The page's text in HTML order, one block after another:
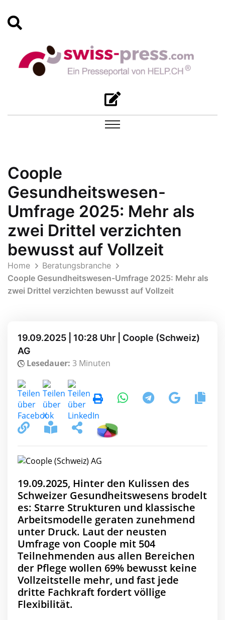
Coople
Gesundheitswesen-
Umfrage 2025: Mehr als
zwei Drittel verzichten
bewusst auf Vollzeit
Home
Beratungsbranche
Coople Gesundheitswesen-Umfrage 2025: Mehr als
zwei Drittel verzichten bewusst auf Vollzeit
19.09.2025 | 10:28 Uhr | Coople (Schweiz)
AG
Lesedauer: 3 Minuten
19.09.2025, Hinter den Kulissen des
Schweizer Gesundheitswesens brodelt
es: Starre Strukturen und klassische
Arbeitsmodelle geraten zunehmend
unter Druck. Laut der neusten
Umfrage von Coople mit 504
Teilnehmenden aus allen Bereichen
der Pflege wollen 69% bewusst keine
Vollzeitstelle mehr, und fast jede
dritte Fachkraft fordert völlige
Flexibilität.